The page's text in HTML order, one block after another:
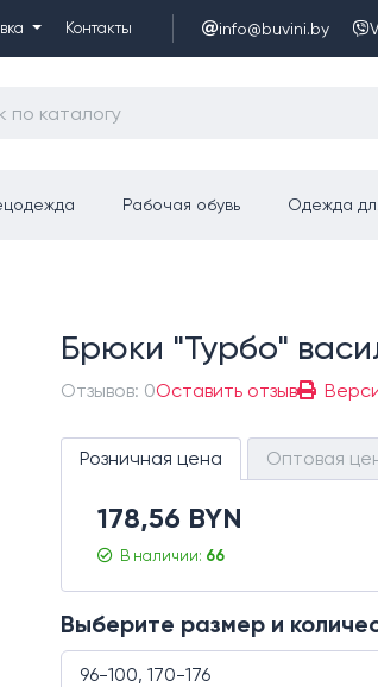
Контакты info@buvini.by
Рабочая обувь Одежда
Брюки "Турбо"
Отзывов: 0Оставить отзыв
Розничная цена Оптовая
178,56 BYN
В наличии: 66
Выберите размер и
96-100, 170-176